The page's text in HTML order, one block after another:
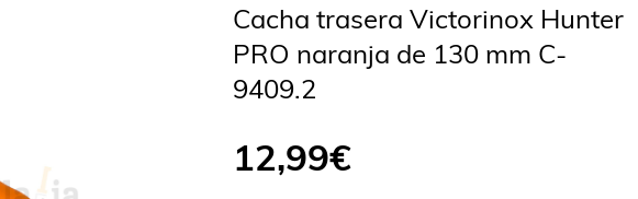
Cacha trasera Victorinox Hunter
PRO naranja de 130 mm C-
9409.2
12,99€